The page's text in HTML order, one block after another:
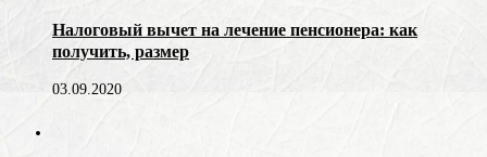
Налоговый вычет на лечение пенсионера: как
получить, размер
03.09.2020